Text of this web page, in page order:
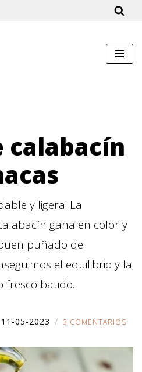
calabacín
y ligera. La
gana en color y
puñado de
el equilibrio y la
fresco batido.
05-2023 3 COMENTARIOS